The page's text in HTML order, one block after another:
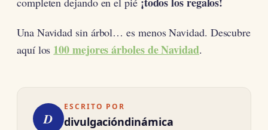
Una Navidad sin árbol… es menos Navidad. Descubre
aquí los 100 mejores árboles de Navidad.
D
ESCRITO POR
divulgacióndinámica